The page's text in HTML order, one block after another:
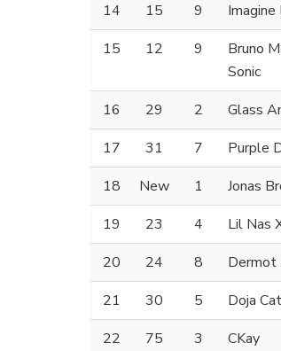
14
15 9 Imagine
15
12 9
Bruno
Sonic
16 29 2 Glass
17
31 7 Purple
18
New 1 Jonas
19
23 4 Lil Nas
20
24 8 Dermot
21
30 5 Doja Cat
22
75 3 CKay